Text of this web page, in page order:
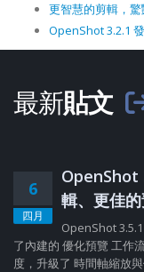
更智慧的剪輯，
OpenShot 3.2.1
最新貼文
6
四月
OpenShot
輯、更佳
OpenShot
了內建的 優化預覽 工作
度，升級了 時間軸縮放